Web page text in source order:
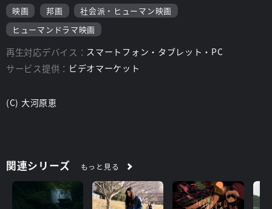
映画 邦画
社会派・ヒューマン映画
ヒューマンドラマ映画
再生対応デバイス： スマートフォン・タブレット・PC
サービス提供： ビデオマーケット
(C) 大河原恵
関連シリーズ もっと見る